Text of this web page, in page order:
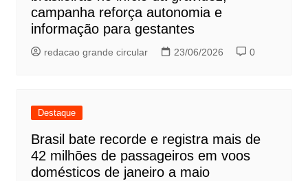
campanha reforça autonomia e
informação para gestantes
redacao grande circular 23/06/2026 0
Destaque
Brasil bate recorde e registra mais de
42 milhões de passageiros em voos
domésticos de janeiro a maio